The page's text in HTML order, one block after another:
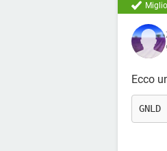
Ecco
GNLD